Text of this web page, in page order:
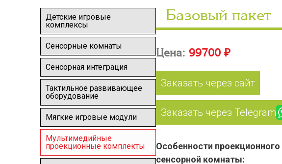
Детские игровые
комплексы
Сенсорные комнаты
Сенсорная интеграция
Тактильное развивающее
оборудование
Мягкие игровые модули
Мультимедийные
проекционные комплекты
Базовый пакет
Цена: 99700 ₽
Заказать через сайт
Заказать через Telegram
Особенности
сенсорной комнаты: